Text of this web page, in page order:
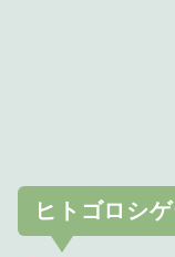
ヒトゴロシ